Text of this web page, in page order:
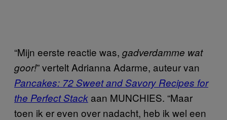
“Mijn eerste reactie was, gadverdamme wat
goor!” vertelt Adrianna Adarme, auteur van
Pancakes: 72 Sweet and Savory Recipes for
the Perfect Stack aan MUNCHIES. “Maar
toen ik er even over nadacht, heb ik wel een